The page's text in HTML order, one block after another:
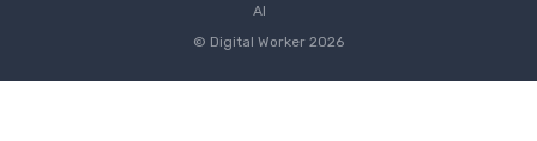
AI
© Digital Worker 2026